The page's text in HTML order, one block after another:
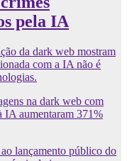
pela IA
da dark web mostram
com a IA não é
na dark web com
IA aumentaram 371%
lançamento público do